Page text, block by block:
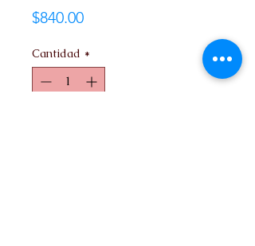
$840.00Precio
Cantidad *